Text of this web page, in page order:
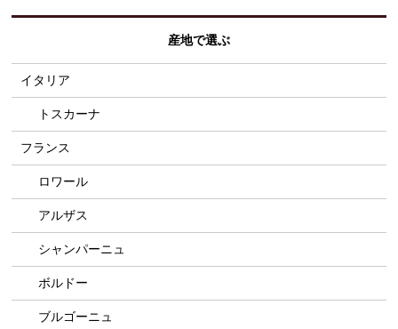
産地で選ぶ
イタリア
トスカーナ
フランス
ロワール
アルザス
シャンパーニュ
ボルドー
ブルゴーニュ